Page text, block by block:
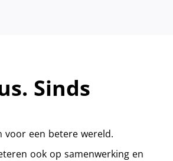
Sinds
voor een betere wereld.
ook op samenwerking en